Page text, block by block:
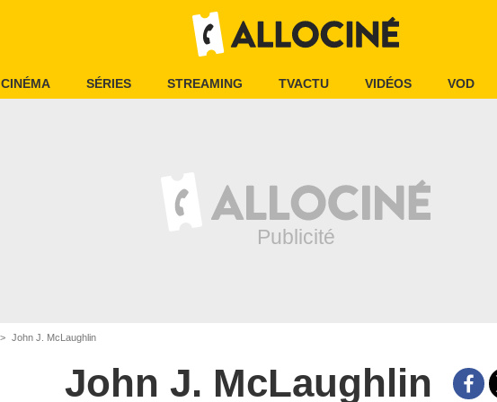
CINÉMA SÉRIES STREAMING TVACTU VIDÉOS VOD
John J. McLaughlin
John J. McLaughlin